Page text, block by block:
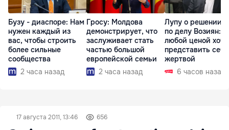
Бузу - диаспоре: Нам
нужен каждый из
вас, чтобы строить
более сильные
сообщества
2 часа назад
Гросу: Молдова
демонстрирует, что
заслуживает стать
частью большой
европейской семьи
2 часа назад
Лупу о решении
по делу Возиян:
любой ценой
представить себя
жертвой
6 часов назад
17 августа 2011, 13:46 656